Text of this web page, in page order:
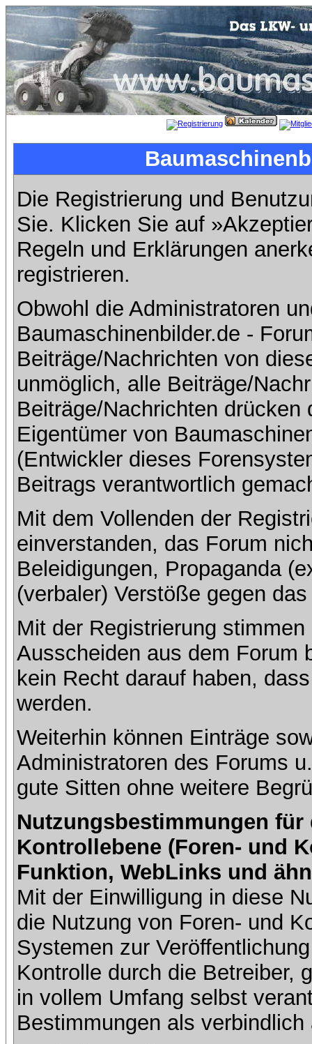
Die Registrierung und
Sie. Klicken Sie auf
Regeln und Erklärungen
registrieren.
Obwohl die Administratoren
Baumaschinenbilder.de -
Beiträge/Nachrichten von
unmöglich, alle Beiträge/
Beiträge/Nachrichten
Eigentümer von
(Entwickler dieses
Beitrags verantwortlich
Mit dem Vollenden der
einverstanden, das Forum
Beleidigungen, Propaganda
(verbaler) Verstöße gegen
Mit der Registrierung
Ausscheiden aus dem Forum
kein Recht darauf haben,
werden.
Weiterhin können Einträge
Administratoren des Forums
gute Sitten ohne weitere
Nutzungsbestimmungen
Kontrollebene (Foren- und
Funktion, WebLinks und
Mit der Einwilligung in diese
die Nutzung von Foren- und
Systemen zur
Kontrolle durch die Betreiber,
in vollem Umfang selbst
Bestimmungen als verbindlich